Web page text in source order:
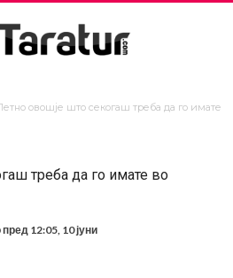
овошје што секогаш треба да го имате
треба да го имате во
пред12:05, 10 јуни